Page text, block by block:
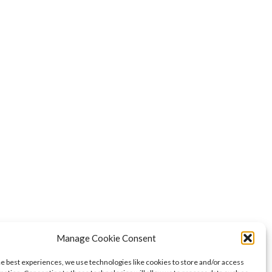
Manage Cookie Consent
best experiences, we use technologies like cookies to store and/or access